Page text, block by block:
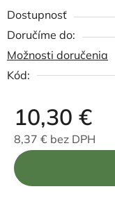
Dostupnosť
Možnosti doručenia
Kód:
10,30 €
8,37 € bez DPH
Jednotková cena: